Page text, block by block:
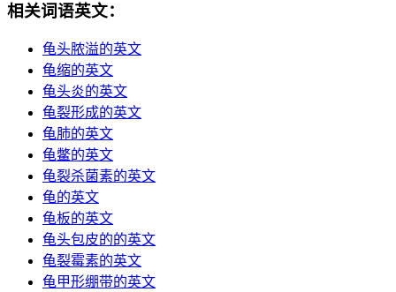
相关词语英文：
龟头脓溢的英文
龟缩的英文
龟头炎的英文
龟裂形成的英文
龟肺的英文
龟鳖的英文
龟裂杀菌素的英文
龟的英文
龟板的英文
龟头包皮的的英文
龟裂霉素的英文
龟甲形绷带的英文